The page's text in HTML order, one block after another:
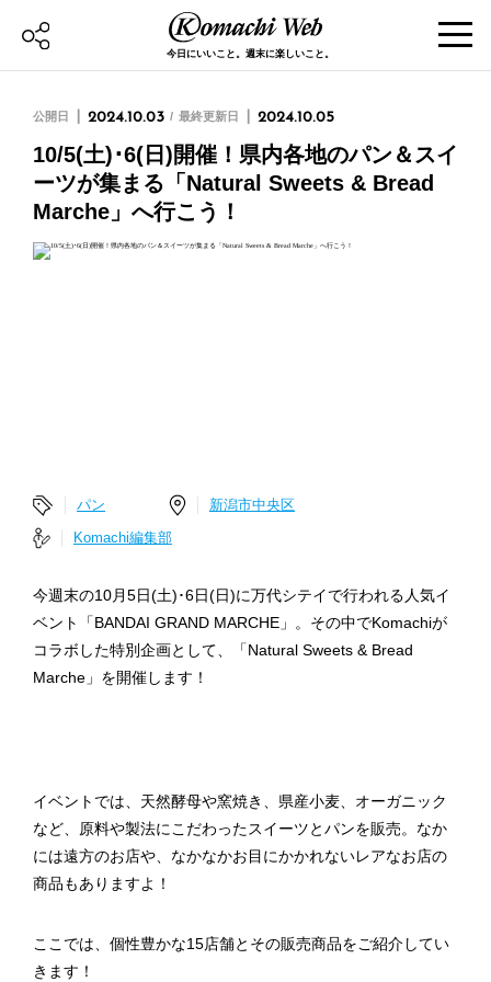
今日にいいこと。週末に楽しいこと。
公開日 2024.10.03 最終更新日 2024.10.05
10/5(土)･6(日)開催！県内各地のパン＆スイ
ーツが集まる「Natural Sweets & Bread
Marche」へ行こう！
パン
新潟市中央区
Komachi編集部
今週末の10月5日(土)･6日(日)に万代シテイで行われる人気イ
ベント「BANDAI GRAND MARCHE」。その中でKomachiが
コラボした特別企画として、「Natural Sweets & Bread
Marche」を開催します！
イベントでは、天然酵母や窯焼き、県産小麦、オーガニック
など、原料や製法にこだわったスイーツとパンを販売。なか
には遠方のお店や、なかなかお目にかかれないレアなお店の
商品もありますよ！
ここでは、個性豊かな15店舗とその販売商品をご紹介してい
きます！